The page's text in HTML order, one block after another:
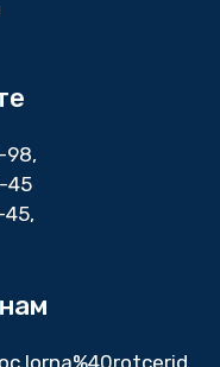
98,
45